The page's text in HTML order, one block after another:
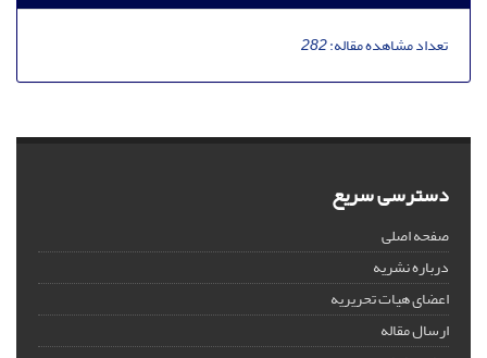
تعداد مشاهده مقاله:282
دسترسی سریع
صفحه اصلی
درباره نشریه
اعضای هیات تحریریه
ارسال مقاله